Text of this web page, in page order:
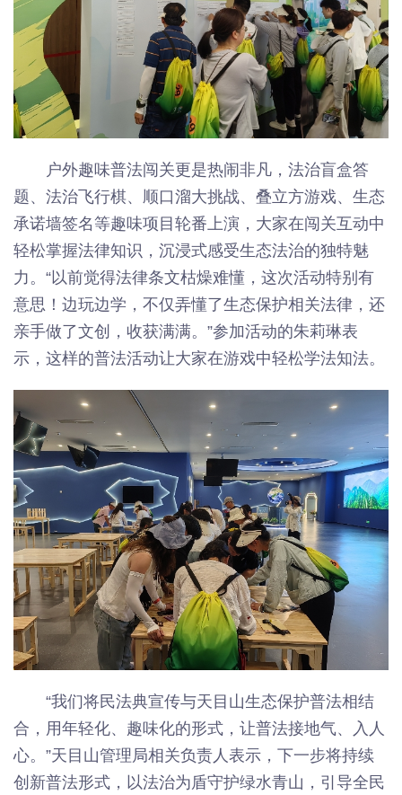
户外趣味普法闯关更是热闹非凡，法治盲盒答
题、法治飞行棋、顺口溜大挑战、叠立方游戏、生态
承诺墙签名等趣味项目轮番上演，大家在闯关互动中
轻松掌握法律知识，沉浸式感受生态法治的独特魅
力。“以前觉得法律条文枯燥难懂，这次活动特别有
意思！边玩边学，不仅弄懂了生态保护相关法律，还
亲手做了文创，收获满满。”参加活动的朱莉琳表
示，这样的普法活动让大家在游戏中轻松学法知法。
“我们将民法典宣传与天目山生态保护普法相结
合，用年轻化、趣味化的形式，让普法接地气、入人
心。”天目山管理局相关负责人表示，下一步将持续
创新普法形式，以法治为盾守护绿水青山，引导全民